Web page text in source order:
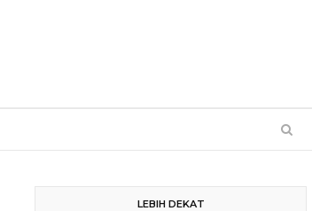
LEBIH DEKAT